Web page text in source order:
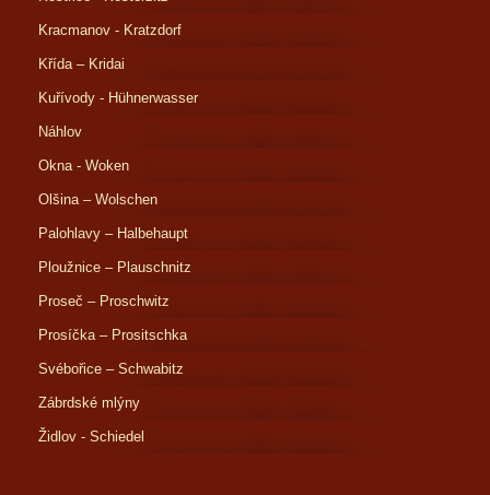
Kracmanov - Kratzdorf
Křída – Kridai
Kuřívody - Hühnerwasser
Náhlov
Okna - Woken
Olšina – Wolschen
Palohlavy – Halbehaupt
Ploužnice – Plauschnitz
Proseč – Proschwitz
Prosíčka – Prositschka
Svébořice – Schwabitz
Zábrdské mlýny
Židlov - Schiedel